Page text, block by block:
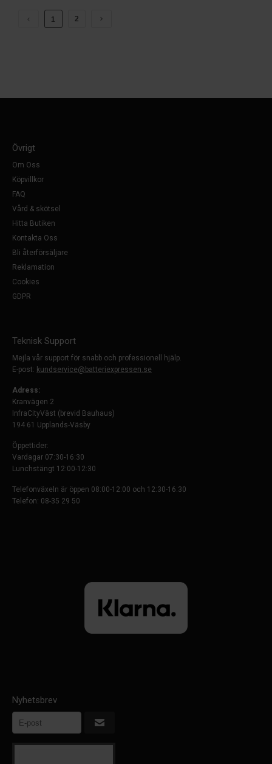
1 2
Övrigt
Om Oss
Köpvillkor
FAQ
Vård & skötsel
Hitta Butiken
Kontakta Oss
Bli återförsäljare
Reklamation
Cookies
GDPR
Teknisk Support
Mejla vår support för snabb och professionell hjälp.
E-post: kundservice@batteriexpressen.se
Adress:
Kranvägen 2
InfraCityVäst (brevid Bauhaus)
194 61 Upplands-Väsby
Öppettider:
Vardagar 07:30-16:30
Lunchstängt 12:00-12:30
Telefonväxeln är öppen 08:00-12:00 och 12:30-16:30
Telefon: 08-35 29 50
Nyhetsbrev